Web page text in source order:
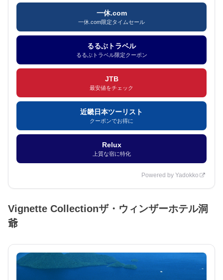
一休.com
一休.com限定タイムセール
るるぶトラベル
るるぶトラベル限定クーポン
JTB
最安値をチェック
近畿日本ツーリスト
クーポンでお得に
Relux
上質な宿に特化
Powered by Yadokko
Vignette Collectionザ・ウィンザーホテル洞
爺